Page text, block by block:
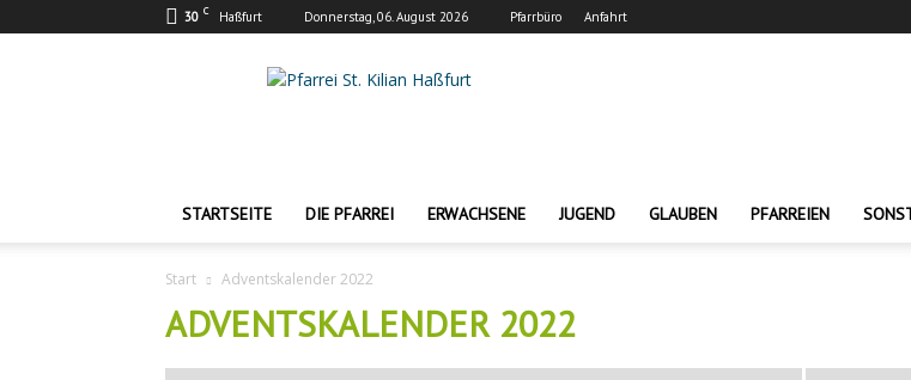
30 C Haßfurt Donnerstag, 06. August 2026 Pfarrbüro Anfahrt
Pfarrei
STARTSEITE DIE PFARREI ERWACHSENE JUGEND GLAUBEN PFARREIEN
Start Adventskalender 2022
ADVENTSKALENDER 2022